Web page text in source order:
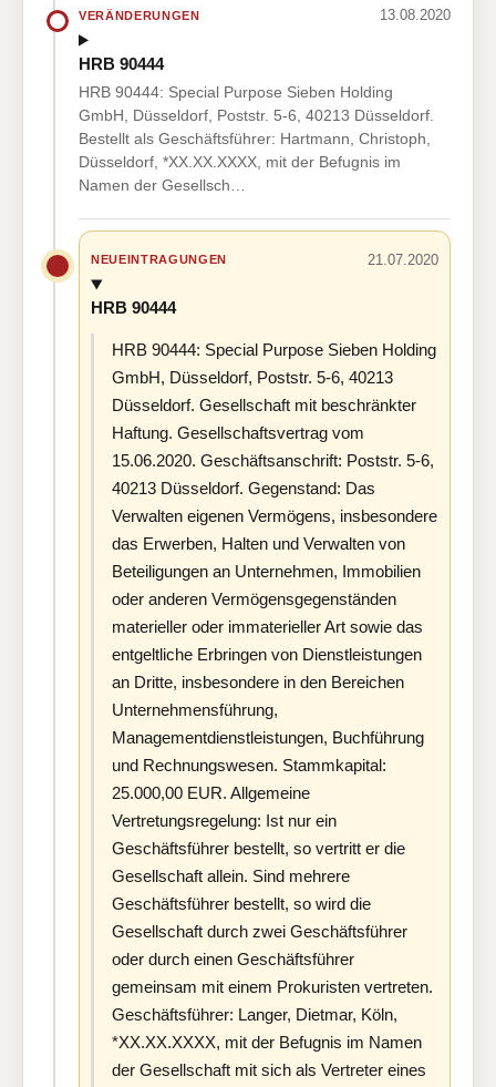
VERÄNDERUNGEN 13.08.2020
HRB 90444
HRB 90444: Special Purpose Sieben Holding
GmbH, Düsseldorf, Poststr. 5-6, 40213 Düsseldorf.
Bestellt als Geschäftsführer: Hartmann, Christoph,
Düsseldorf, *XX.XX.XXXX, mit der Befugnis im
Namen der Gesellsch…
NEUEINTRAGUNGEN 21.07.2020
HRB 90444
HRB 90444: Special Purpose Sieben Holding
GmbH, Düsseldorf, Poststr. 5-6, 40213
Düsseldorf. Gesellschaft mit beschränkter
Haftung. Gesellschaftsvertrag vom
15.06.2020. Geschäftsanschrift: Poststr. 5-6,
40213 Düsseldorf. Gegenstand: Das
Verwalten eigenen Vermögens, insbesondere
das Erwerben, Halten und Verwalten von
Beteiligungen an Unternehmen, Immobilien
oder anderen Vermögensgegenständen
materieller oder immaterieller Art sowie das
entgeltliche Erbringen von Dienstleistungen
an Dritte, insbesondere in den Bereichen
Unternehmensführung,
Managementdienstleistungen, Buchführung
und Rechnungswesen. Stammkapital:
25.000,00 EUR. Allgemeine
Vertretungsregelung: Ist nur ein
Geschäftsführer bestellt, so vertritt er die
Gesellschaft allein. Sind mehrere
Geschäftsführer bestellt, so wird die
Gesellschaft durch zwei Geschäftsführer
oder durch einen Geschäftsführer
gemeinsam mit einem Prokuristen vertreten.
Geschäftsführer: Langer, Dietmar, Köln,
*XX.XX.XXXX, mit der Befugnis im Namen
der Gesellschaft mit sich als Vertreter eines